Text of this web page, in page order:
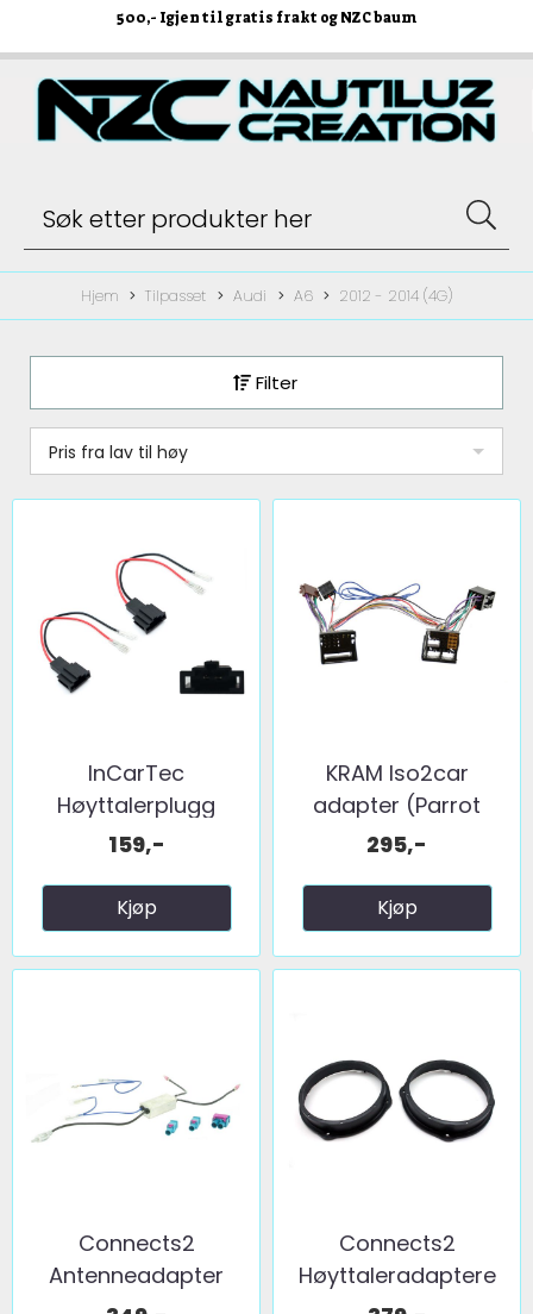
500,- Igjen til gratis frakt og NZC baum
Hjem Tilpasset Audi A6 2012 - 2014 (4G)
Filter
Pris fra lav til høy
InCarTec
Høyttalerplugg
adaptere ...
159,-
Kjøp
KRAM Iso2car
adapter (Parrot
CK/MKi ...
295,-
Kjøp
Connects2
Antenneadapter
(FM) 2 x fakra ...
Connects2
Høyttaleradaptere
(200mm) ...